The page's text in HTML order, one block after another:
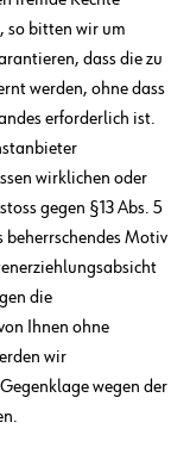
so bitten wir um
dass die zu
werden, ohne dass
erforderlich ist.
wirklichen oder
gegen §13 Abs. 5
beherrschendes Motiv
die
Ihnen ohne
wir
wegen der